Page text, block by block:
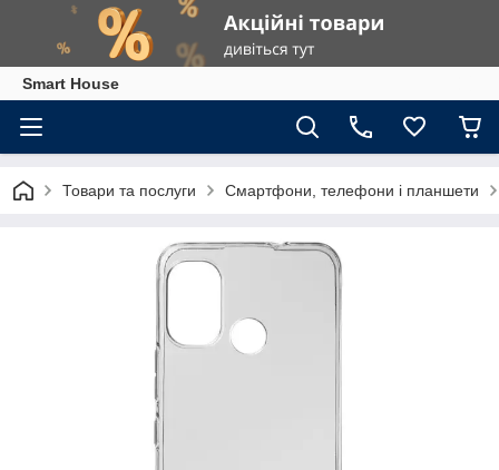
Smart House
Товари та послуги Смартфони, телефони і планшети